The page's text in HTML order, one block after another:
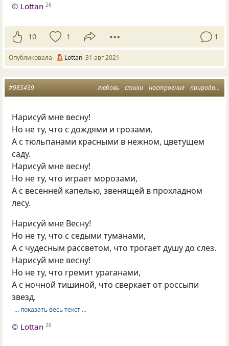
© Lottan 26
10 1 1
Опубликовала Lottan 31 авг 2021
любовь стихи настроение природа
#985439
Нарисуй мне весну!
Но не ту, что с дождями и грозами,
А с тюльпанами красными в нежном, цветущем
саду.
Нарисуй мне весну!
Но не ту, что играет морозами,
А с весенней капелью, звенящей в прохладном
лесу.
Нарисуй мне Весну!
Но не ту, что с седыми туманами,
А с чудесным рассветом, что трогает душу до слез.
Нарисуй мне весну!
Но не ту, что гремит ураганами,
А с ночной тишиной, что сверкает от россыпи
звезд.
… показать весь текст …
© Lottan 26